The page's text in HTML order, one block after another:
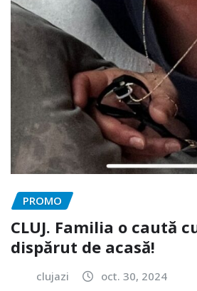
PROMO
CLUJ. Familia o caută
dispărut de acasă!
clujazi oct. 30, 2024